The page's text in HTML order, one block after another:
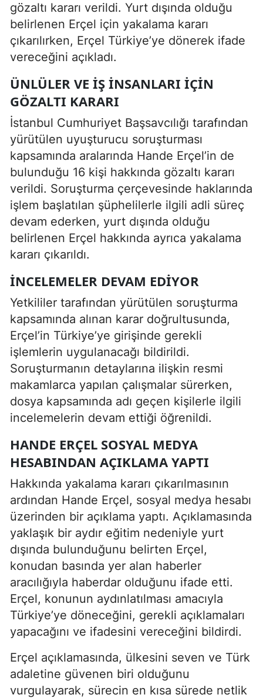
gözaltı kararı verildi. Yurt dışında olduğu
belirlenen Erçel için yakalama kararı
çıkarılırken, Erçel Türkiye’ye dönerek ifade
vereceğini açıkladı.
ÜNLÜLER VE IŞ INSANLARI IÇIN
GÖZALTI KARARI
İstanbul Cumhuriyet Başsavcılığı tarafından
yürütülen uyuşturucu soruşturması
kapsamında aralarında Hande Erçel’in de
bulunduğu 16 kişi hakkında gözaltı kararı
verildi. Soruşturma çerçevesinde haklarında
işlem başlatılan şüphelilerle ilgili adli süreç
devam ederken, yurt dışında olduğu
belirlenen Erçel hakkında ayrıca yakalama
kararı çıkarıldı.
INCELEMELER DEVAM EDIYOR
Yetkililer tarafından yürütülen soruşturma
kapsamında alınan karar doğrultusunda,
Erçel’in Türkiye’ye girişinde gerekli
işlemlerin uygulanacağı bildirildi.
Soruşturmanın detaylarına ilişkin resmi
makamlarca yapılan çalışmalar sürerken,
dosya kapsamında adı geçen kişilerle ilgili
incelemelerin devam ettiği öğrenildi.
HANDE ERÇEL SOSYAL MEDYA
HESABINDAN AÇIKLAMA YAPTI
Hakkında yakalama kararı çıkarılmasının
ardından Hande Erçel, sosyal medya hesabı
üzerinden bir açıklama yaptı. Açıklamasında
yaklaşık bir aydır eğitim nedeniyle yurt
dışında bulunduğunu belirten Erçel,
konudan basında yer alan haberler
aracılığıyla haberdar olduğunu ifade etti.
Erçel, konunun aydınlatılması amacıyla
Türkiye’ye döneceğini, gerekli açıklamaları
yapacağını ve ifadesini vereceğini bildirdi.
Erçel açıklamasında, ülkesini seven ve Türk
adaletine güvenen biri olduğunu
vurgulayarak, sürecin en kısa sürede netlik